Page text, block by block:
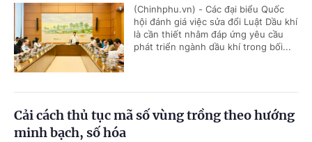
(Chinhphu.vn) - Các đại biểu Quốc
hội đánh giá việc sửa đổi Luật Dầu khí
là cần thiết nhằm đáp ứng yêu cầu
phát triển ngành dầu khí trong bối...
Cải cách thủ tục mã số vùng trồng theo hướng
minh bạch, số hóa